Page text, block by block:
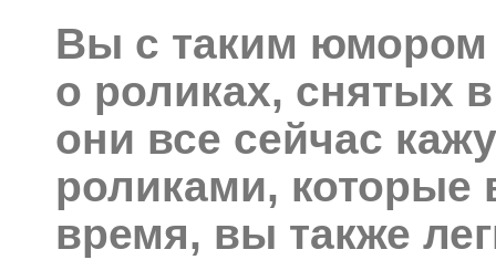
Вы с таким юмором
о роликах, снятых
они все сейчас
роликами,
время, вы также